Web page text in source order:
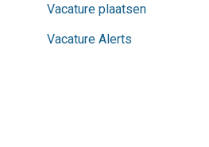
Vacature plaatsen
Vacature Alerts